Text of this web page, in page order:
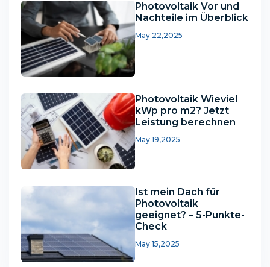
Photovoltaik Vor und
Nachteile im Überblick
May 22,2025
Photovoltaik Wieviel
kWp pro m2? Jetzt
Leistung berechnen
May 19,2025
Ist mein Dach für
Photovoltaik
geeignet? – 5-Punkte-
Check
May 15,2025